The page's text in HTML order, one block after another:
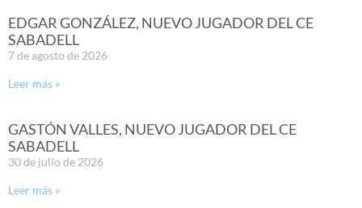
EDGAR GONZÁLEZ, NUEVO JUGADOR DEL CE
SABADELL
7 de agosto de 2026
Leer más »
GASTÓN VALLES, NUEVO JUGADOR DEL CE
SABADELL
30 de julio de 2026
Leer más »